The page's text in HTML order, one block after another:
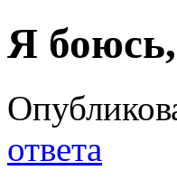
Я
ответа